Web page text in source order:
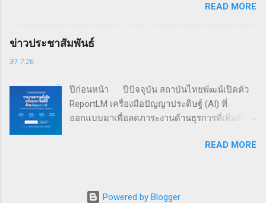
จัดทำรายงานประจำปี โดย 16% ของกิจการที่ถูก
สำรวจ มีการเปิดเผยตัวเลขการดำเนินงานตามตัว
ชี้วัดทางสังคมและสิ่งแวดล้อมต่อสาธารณะ และมี
คร...
กิจการ และประเด็นสาระสำคัญของผลกระทบอัน
เกิดจากการกระทำขององค์กรที่มีต่อเศรษฐกิจ
สังคม และสิ่งแวดล้อม สำหรับนำไปใช้ดำเนินการ
ซึ่งเป็นการค้นหาและระบุประเด็นความยั่งยืนที่
เป็นสาระสำคัญที่บริษัทจำเป็นต้องดำเนินการ อัน
ถือเป็นหัวใจของการขับเคลื่อนเรื่องการพัฒนาที่
เงินที่เป็นผลจากปัจจัยด้านเศรษฐกิจ สังคม และสิ่ง
ด้านเศรษฐกิจ สังคม และสิ่งแวดล้อม (แบบ
READ MORE
ข่าวประชาสัมพันธ์
31.7.26
ปีก่อนหน้า ปีปัจจุบัน สถาบันไทยพัฒน์เปิดตัว
ReportLM เครื่องมือปัญญาประดิษฐ์ (AI) ที่
ออกแบบมาเพื่อลดภาระงานด้านธุรการที่เพิ่มขึ้น
รักษาคุณภาพและความน่าเชื่อถือข้อมูล ( อ่านต่อ
สิงหาคม 2569 ถ่ายทอดเนื้อหาและวิธีการประเมิน
READ MORE
Powered by Blogger